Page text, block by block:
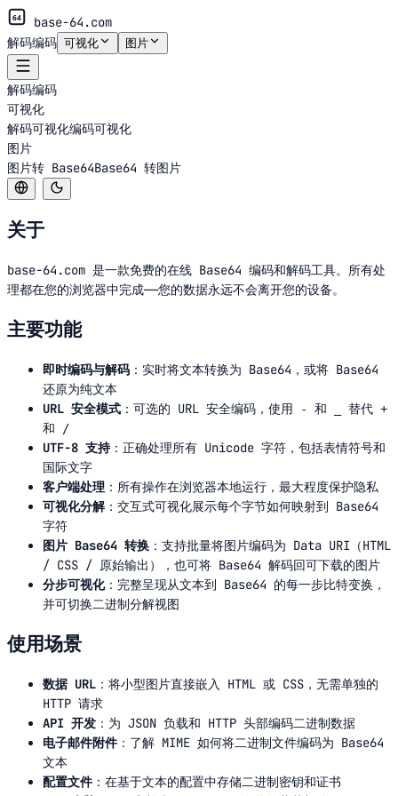
64
base-64.com
解码编码 可视化 图片
解码编码
可视化
解码可视化编码可视化
图片
图片转 Base64Base64 转图片
关于
base-64.com 是一款免费的在线 Base64 编码和解码工具。所有处
理都在您的浏览器中完成——您的数据永远不会离开您的设备。
主要功能
即时编码与解码 ：实时将文本转换为 Base64，或将 Base64
还原为纯文本
URL 安全模式 ：可选的 URL 安全编码，使用 - 和 替代 +
和 /
UTF-8 支持：正确处理所有 Unicode 字符，包括表情符号和
国际文字
客户端处理 ：所有操作在浏览器本地运行，最大程度保护隐私
可视化分解：交互式可视化展示每个字节如何映射到 Base64
字符
图片 Base64 转换 ：支持批量将图片编码为 Data URI（HTML
/ CSS / 原始输出），也可将 Base64 解码回可下载的图片
分步可视化：完整呈现从文本到 Base64 的每一步比特变换，
并可切换二进制分解视图
使用场景
数据 URL ：将小型图片直接嵌入 HTML 或 CSS，无需单独的
HTTP 请求
API 开发 ：为 JSON 负载和 HTTP 头部编码二进制数据
电子邮件附件 ：了解 MIME 如何将二进制文件编码为 Base64
文本
配置文件 ：在基于文本的配置中存储二进制密钥和证书